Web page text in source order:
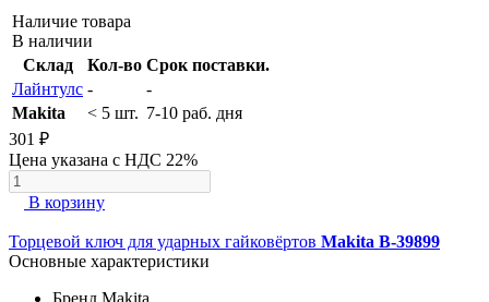
Наличие товара
В наличии
Склад
Кол-во Срок поставки.
Лайнтулс -
-
Makita
< 5 шт. 7-10 раб. дня
301 ₽
Цена указана с НДС 22%
В корзину
Торцевой ключ для ударных гайковёртов Makita B-39899
Основные характеристики